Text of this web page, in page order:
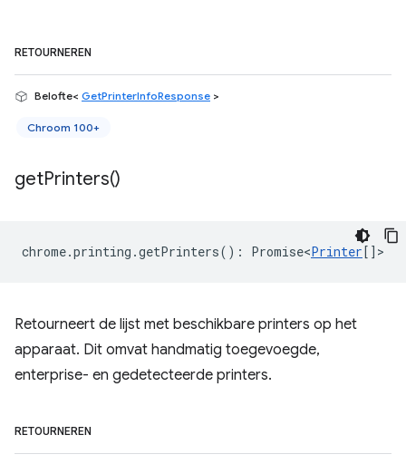
RETOURNEREN
Belofte< GetPrinterInfoResponse >
Chroom 100+
getPrinters()
chrome.printing .getPrinters() : Promise<Printer[] >
Retourneert de lijst met beschikbare printers op het
apparaat. Dit omvat handmatig toegevoegde,
enterprise- en gedetecteerde printers.
RETOURNEREN